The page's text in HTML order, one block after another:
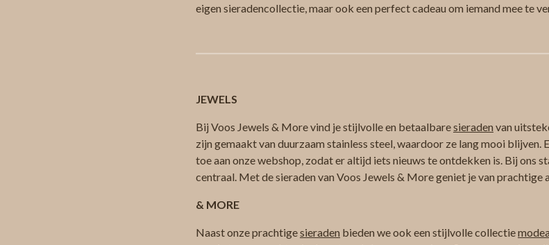
eigen sieradencollectie, maar ook een perfect cadeau om iemand mee te
JEWELS
Bij Voos Jewels & More vind je stijlvolle en betaalbaresieraden van
zijn gemaakt van duurzaam stainless steel, waardoor ze lang mooi blijven.
toe aan onze webshop, zodat er altijd iets nieuws te ontdekken is. Bij ons
centraal. Met de sieraden van Voos Jewels & More geniet je van prachtige
& MORE
Naast onze prachtigesieraden bieden we ook een stijlvolle collectie